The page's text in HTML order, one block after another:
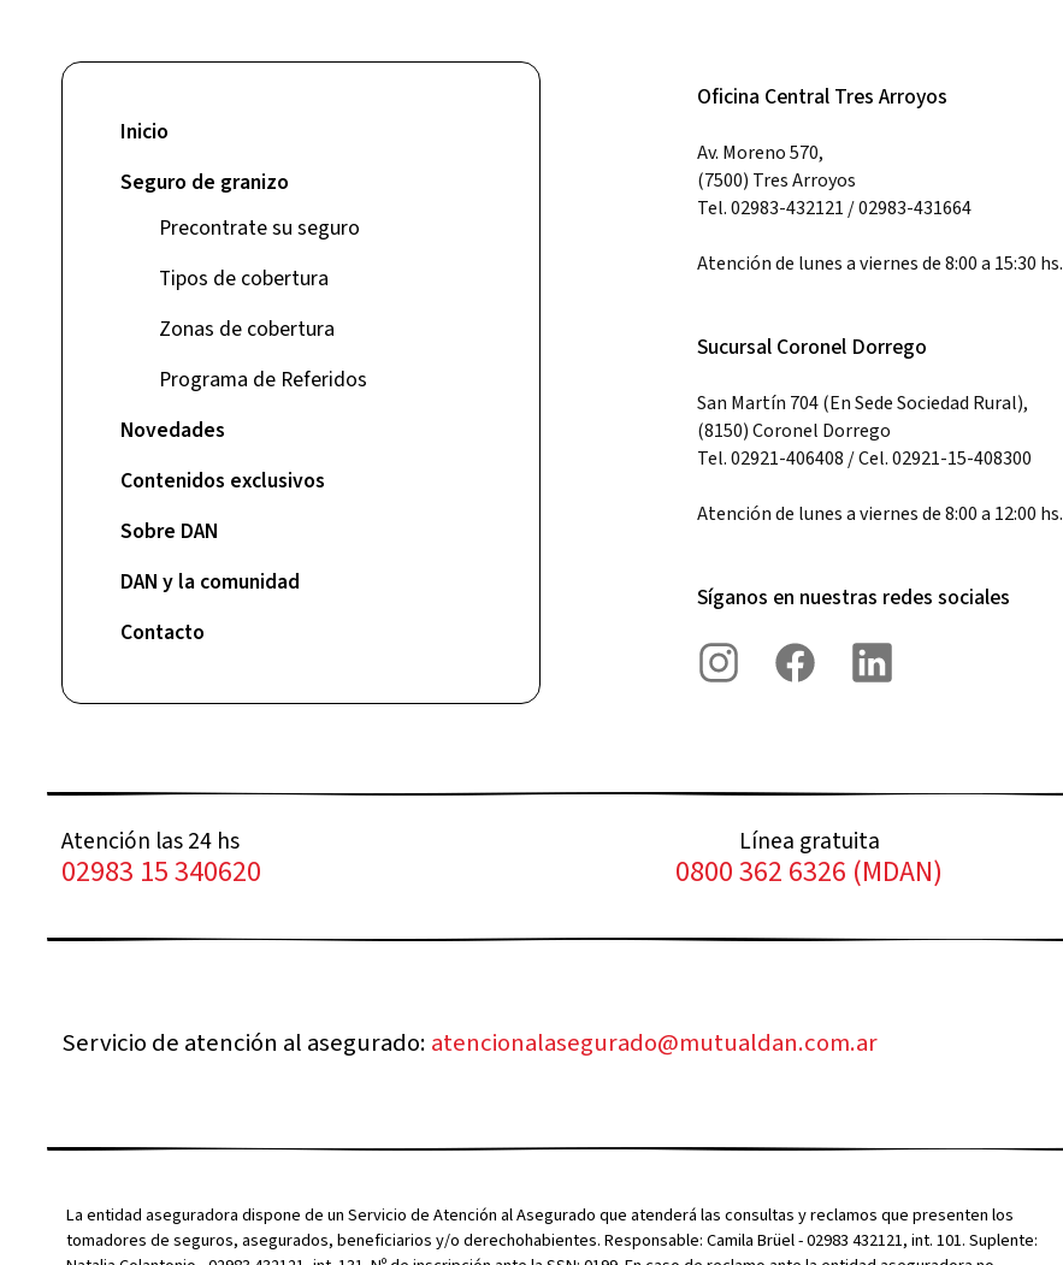
Inicio
Seguro de granizo
Precontrate su seguro
Tipos de cobertura
Zonas de cobertura
Programa de Referidos
Novedades
Contenidos exclusivos
Sobre DAN
DAN y la comunidad
Contacto
Oficina Central Tres Arroyos
Av. Moreno 570,
(7500) Tres Arroyos
Tel. 02983-432121 / 02983-431664
Atención de lunes a viernes de 8:00 a 15:30 hs.
Sucursal Coronel Dorrego
San Martín 704 (En Sede Sociedad Rural),
(8150) Coronel Dorrego
Tel. 02921-406408 / Cel. 02921-15-408300
Atención de lunes a viernes de 8:00 a 12:00 hs.
Síganos en nuestras redes sociales
Atención las 24 hs
02983 15 340620
Línea gratuita
0800 362 6326 (MDAN)
Servicio de atención al asegurado: atencionalasegurado@mutualdan.com.ar
La entidad aseguradora dispone de un Servicio de Atención al Asegurado que atenderá las consultas y reclamos que presenten los
tomadores de seguros, asegurados, beneficiarios y/o derechohabientes. Responsable: Camila Brüel - 02983 432121, int. 101. Suplente: